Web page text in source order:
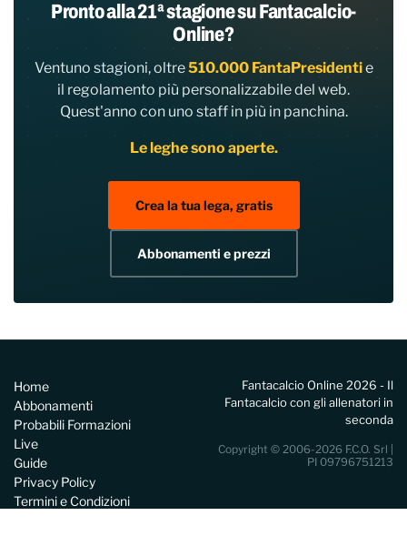
Pronto alla 21ª stagione su Fantacalcio-
Online?
Ventuno stagioni, oltre510.000 FantaPresidentie
il regolamento più personalizzabile del web.
Quest'anno con uno staff in più in panchina.
Le leghe sono aperte.
Crea la tua lega, gratis
Abbonamenti e prezzi
Home
Abbonamenti
Probabili Formazioni
Live
Guide
Privacy Policy
Termini e Condizioni
Fantacalcio Online 2026 - Il
Fantacalcio con gli allenatori in
seconda
Copyright © 2006-2026 F.C.O. Srl |
PI 09796751213